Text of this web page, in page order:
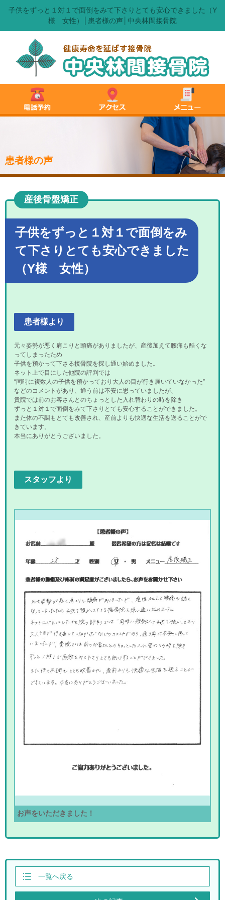
子供をずっと１対１で面倒をみて下さりとても安心できました（Y
様 女性）│患者様の声│中央林間接骨院
患者様の声
産後骨盤矯正
子供をずっと１対１で面倒をみ
て下さりとても安心できました
（Y様 女性）
患者様より
元々姿勢が悪く肩こりと頭痛がありましたが、産後加えて腰痛も酷くな
ってしまったため
子供を預かって下さる接骨院を探し通い始めました。
ネット上で目にした他院の評判では
“同時に複数人の子供を預かっており大人の目が行き届いていなかった”
などのコメントがあり、通う前は不安に思っていましたが、
貴院では前のお客さんとのちょっとした入れ替わりの時を除き
ずっと１対１で面倒をみて下さりとても安心することができました。
また体の不調もとても改善され、産前よりも快適な生活を送ることがで
きています。
本当にありがとうございました。
スタッフより
お声をいただきました！
一覧へ戻る